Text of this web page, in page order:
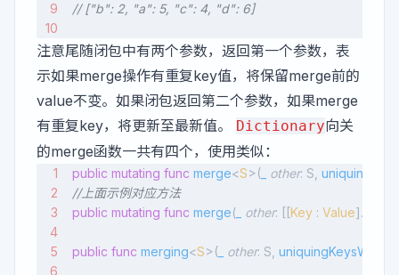
// ["b": 2, "a": 5, "c": 4, "d": 6]
注意尾随闭包中有两个参数，返回第一个参数，表
示如果merge操作有重复key值，将保留merge前的
value不变。如果闭包返回第二个参数，如果merge
有重复key，将更新至最新值。 Dictionary向关
的merge函数一共有四个，使用类似：
public mutating func merge<S>( other: S,
//上面示例对应方法
public mutating func merge( other: [[Key : Value].
public func merging<S>( other: S, uniquingKeysWith